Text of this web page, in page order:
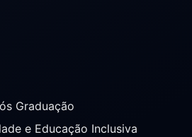
Graduação
e Educação Inclusiva